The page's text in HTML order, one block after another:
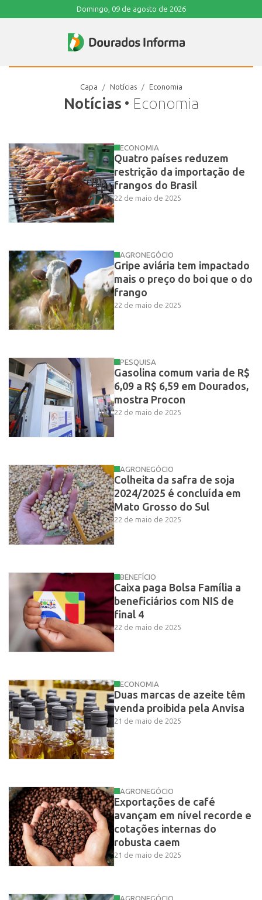
Domingo, 09 de agosto de 2026
Notícias • Economia
Capa Notícias Economia
ECONOMIA
Quatro países reduzem
restrição da importação de
frangos do Brasil
22 de maio de 2025
AGRONEGÓCIO
Gripe aviária tem impactado
mais o preço do boi que o do
frango
22 de maio de 2025
PESQUISA
Gasolina comum varia de R$
6,09 a R$ 6,59 em Dourados,
mostra Procon
22 de maio de 2025
AGRONEGÓCIO
Colheita da safra de soja
2024/2025 é concluída em
Mato Grosso do Sul
22 de maio de 2025
BENEFÍCIO
Caixa paga Bolsa Família a
beneficiários com NIS de
final 4
22 de maio de 2025
ECONOMIA
Duas marcas de azeite têm
venda proibida pela Anvisa
21 de maio de 2025
AGRONEGÓCIO
Exportações de café
avançam em nível recorde e
cotações internas do
robusta caem
21 de maio de 2025